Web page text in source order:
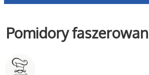
Pomidory